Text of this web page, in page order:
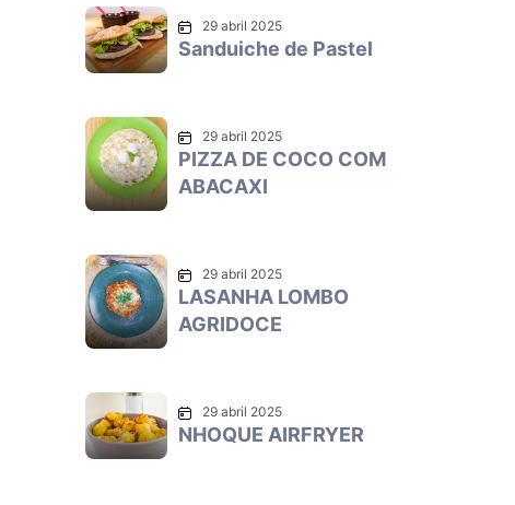
29 abril 2025
Sanduiche de Pastel
29 abril 2025
PIZZA DE COCO COM
ABACAXI
29 abril 2025
LASANHA LOMBO
AGRIDOCE
29 abril 2025
NHOQUE AIRFRYER